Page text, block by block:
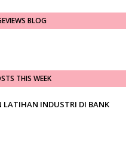
BLOG
THIS WEEK
LATIHAN INDUSTRI DI BANK